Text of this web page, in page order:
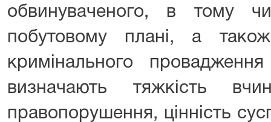
обвинуваченого, в тому
побутовому плані, а
кримінального
визначають тяжкість
правопорушення, цінність